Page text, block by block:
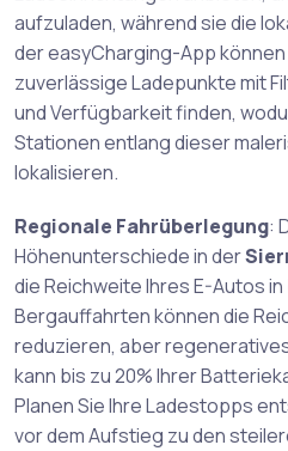
aufzuladen, während sie die
der easyCharging-App können
zuverlässige Ladepunkte mit
und Verfügbarkeit finden,
Stationen entlang dieser
lokalisieren.
Regionale Fahrüberlegung:
Höhenunterschiede in der
die Reichweite Ihres E-Autos
Bergauffahrten können die
reduzieren, aber
kann bis zu 20% Ihrer
Planen Sie Ihre Ladestopps
vor dem Aufstieg zu den